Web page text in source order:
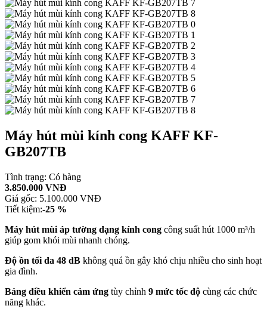
Máy hút mùi kính cong KAFF KF-
GB207TB
Tình trạng: Có hàng
3.850.000 VNĐ
Giá gốc: 5.100.000 VNĐ
Tiết kiệm:-25 %
Máy hút mùi áp tường dạng kính cong công suất hút 1000 m³/h
giúp gom khói mùi nhanh chóng.
Độ ồn tối đa 48 dB không quá ồn gây khó chịu nhiều cho sinh hoạt
gia đình.
Bảng điều khiển cảm ứng tùy chỉnh 9 mức tốc độ cùng các chức
năng khác.